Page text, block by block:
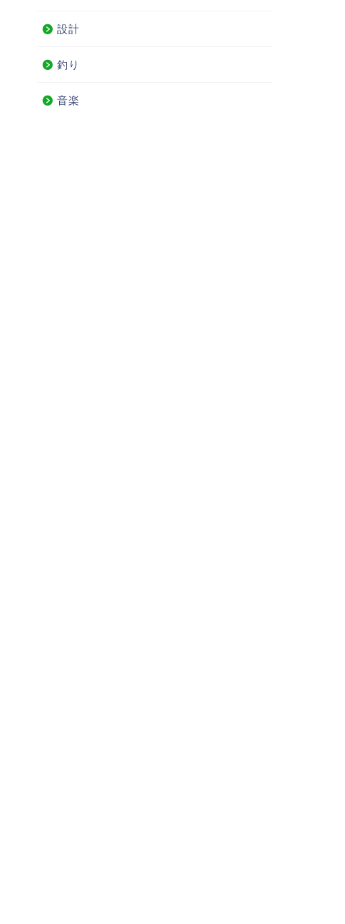
設計
釣り
音楽